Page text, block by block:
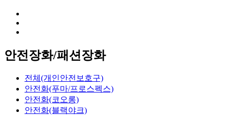
안전장화/패션장화
전체(개인안전보호구)
안전화(푸마/프로스펙스)
안전화(코오롱)
안전화(블랙야크)